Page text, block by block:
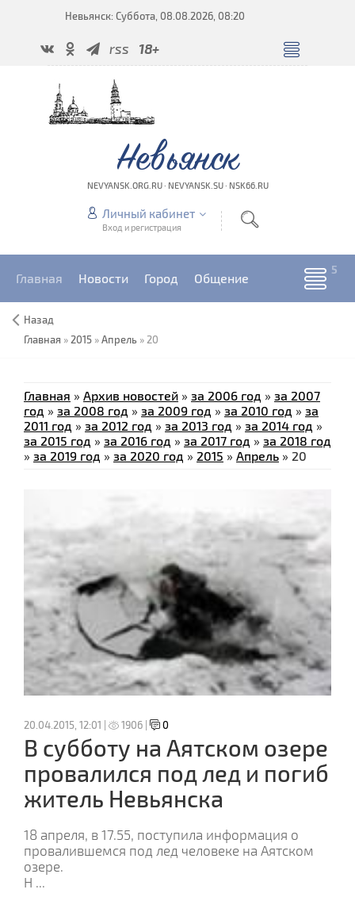
Невьянск: Суббота, 08.08.2026, 08:20
rss 18+
Невьянск
NEVYANSK.ORG.RU · NEVYANSK.SU · NSK66.RU
Личный кабинет
Вход и регистрация
Главная Новости Город Общение
Назад
Главная » 2015 »Апрель » 20
Главная » Архив новостей » за 2006 год » за 2007
год » за 2008 год » за 2009 год » за 2010 год » за
2011 год » за 2012 год » за 2013 год » за 2014 год »
за 2015 год » за 2016 год » за 2017 год » за 2018 год
» за 2019 год » за 2020 год » 2015 » Апрель » 20
20.04.2015, 12:01 | 1906 | 0
В субботу на Аятском озере
провалился под лед и погиб
житель Невьянска
18 апреля, в 17.55, поступила информация о
провалившемся под лед человеке на Аятском
озере.
Н ...